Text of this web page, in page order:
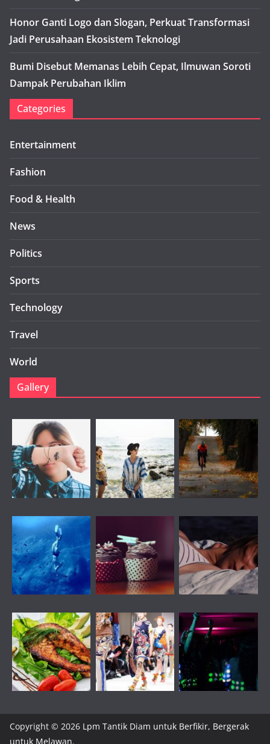
Honor Ganti Logo dan Slogan, Perkuat Transformasi
Jadi Perusahaan Ekosistem Teknologi
Bumi Disebut Memanas Lebih Cepat, Ilmuwan Soroti
Dampak Perubahan Iklim
Categories
Entertainment
Fashion
Food & Health
News
Politics
Sports
Technology
Travel
World
Gallery
Copyright © 2026 Lpm Tantik Diam untuk Berfikir, Bergerak
untuk Melawan.